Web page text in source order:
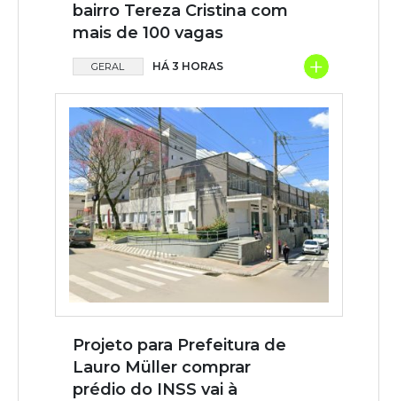
bairro Tereza Cristina com
mais de 100 vagas
GERAL HÁ 3 HORAS +
Projeto para Prefeitura de
Lauro Müller comprar
prédio do INSS vai à